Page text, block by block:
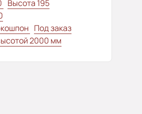
Высота 195
Под заказ
2000 мм